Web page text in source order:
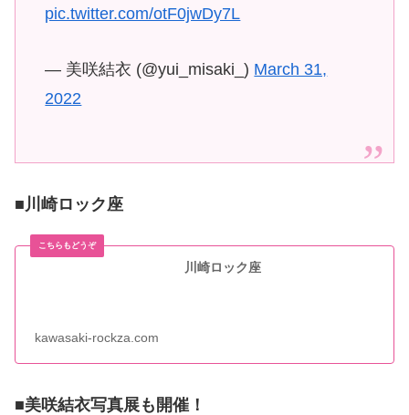
pic.twitter.com/otF0jwDy7L
— 美咲結衣 (@yui_misaki_) March 31,
2022
■川崎ロック座
川崎ロック座
kawasaki-rockza.com
■美咲結衣写真展も開催！